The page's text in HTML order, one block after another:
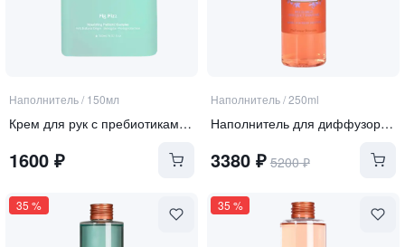
Наполнитель/ 150мл
Крем для рук с пребиотиками "Пряный инжир" в рефилле
1600 ₽
Наполнитель/250ml
Наполнитель для диффузора Amber Heliotrope
3380₽ 5200₽
35 % 35 %